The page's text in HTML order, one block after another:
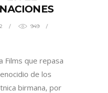
949
Films que repasa
de los
birmana, por